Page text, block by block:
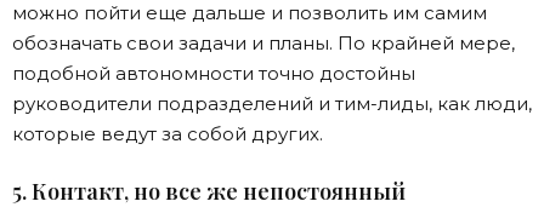
можно пойти еще дальше и позволить им самим
обозначать свои задачи и планы. По крайней мере,
подобной автономности точно достойны
руководители подразделений и тим-лиды, как люди,
которые ведут за собой других.
5. Контакт, но все же непостоянный